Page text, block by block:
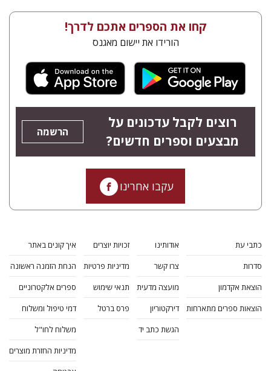
קחו את הספרים אתכם לדרך!
הורידו את יישום מאגנס
רוצים לקבל עדכונים על
מבצעים וספרים חדשים?
הרשמה
עקבו אחרינו
כתבי עת
סדרות
הוצאת אקדמון
הוצאות ספרים מתארחות
אודותינו
צרו קשר
מועצה מדעית
דירקטוריון
הגשת כתב יד
זכויות יוצרים
מדיניות פרטיות
תנאי שימוש
פרס ברטל
איך קונים באתר
הנחת הזמנה ראשונה
ספרים אלקטרוניים
דמי טיפול ומשלוח
משלוח לחו"ל
מדיניות החזרת מוצרים